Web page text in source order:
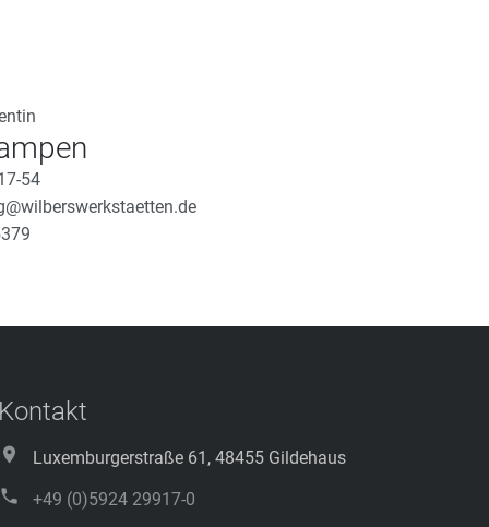
54
Kontakt
Luxemburgerstraße 61, 48455 Gildehaus
+49 (0)5924 29917-0